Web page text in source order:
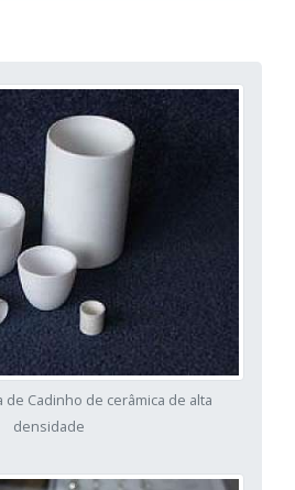
de Cadinho de cerâmica de alta
densidade